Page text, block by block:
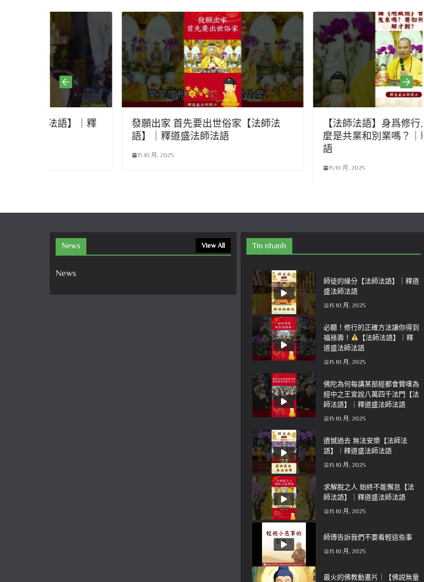
發願出家 首先要出世俗家【法師法
語】｜釋道盛法師法語
【法師法語】身爲修行人，你知道什
麼是共業和別業嗎？｜釋道盛法師法
News View All
News
Tin nhanh
師徒的緣分【法師法語】｜釋道
盛法師法語
15 10 月, 2025
必聽！修行的正確方法讓你得到
福祿壽！
【法師法語】｜釋
道盛法師法語
15 10 月, 2025
佛陀為何每講某部經都會贊嘆為
經中之王宣說八萬四千法門【法
師法語】｜釋道盛法師法語
15 10 月, 2025
遺憾過去 無法安樂【法師法
語】｜釋道盛法師法語
15 10 月, 2025
求解脫之人 始終不能懈怠【法
師法語】｜釋道盛法師法語
15 10 月, 2025
師傅告訴我們不要看輕這些事
15 10 月, 2025
最火的佛教動畫片｜【佛説無量